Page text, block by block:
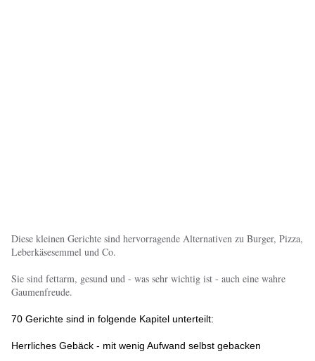
Diese kleinen Gerichte sind hervorragende Alternativen zu Burger, Pizza,
Leberkäsesemmel und Co.
Sie sind fettarm, gesund und - was sehr wichtig ist - auch eine wahre
Gaumenfreude.
70 Gerichte sind in folgende Kapitel unterteilt:
Herrliches Gebäck - mit wenig Aufwand selbst gebacken